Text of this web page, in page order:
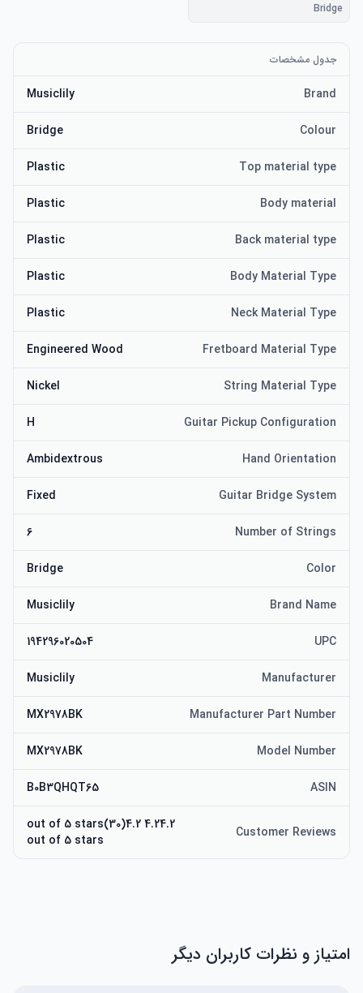
Bridge
جدول مشخصات
Brand
Musiclily
Colour
Bridge
Top material type
Plastic
Body material
Plastic
Back material type
Plastic
Body Material Type
Plastic
Neck Material Type
Plastic
Fretboard Material Type
Engineered Wood
String Material Type
Nickel
Guitar Pickup Configuration
H
Hand Orientation
Ambidextrous
Guitar Bridge System
Fixed
Number of Strings
6
Color
Bridge
Brand Name
Musiclily
UPC
194296020504
Manufacturer
Musiclily
Manufacturer Part Number
MX2978BK
Model Number
MX2978BK
ASIN
B0B3QHQT65
Customer Reviews
4.24.2 out of 5 stars(30)4.2
out of 5 stars
امتیاز و نظرات کاربران دیگر